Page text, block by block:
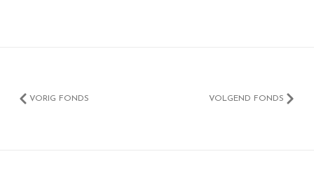
VORIG FONDS VOLGEND FONDS